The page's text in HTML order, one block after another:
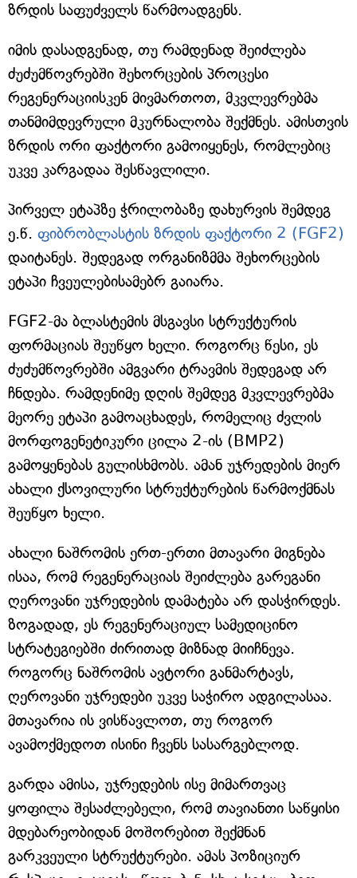
ზრდის საფუძველს წარმოადგენს.
იმის დასადგენად, თუ რამდენად შეიძლება
ძუძუმწოვრებში შეხორცების პროცესი
რეგენერაციისკენ მივმართოთ, მკვლევრებმა
თანმიმდევრული მკურნალობა შექმნეს. ამისთვის
ზრდის ორი ფაქტორი გამოიყენეს, რომლებიც
უკვე კარგადაა შესწავლილი.
პირველ ეტაპზე ჭრილობაზე დახურვის შემდეგ
ე.წ. ფიბრობლასტის ზრდის ფაქტორი 2 (FGF2)
დაიტანეს. შედეგად ორგანიზმმა შეხორცების
ეტაპი ჩვეულებისამებრ გაიარა.
FGF2-მა ბლასტემის მსგავსი სტრუქტურის
ფორმაციას შეუწყო ხელი. როგორც წესი, ეს
ძუძუმწოვრებში ამგვარი ტრავმის შედეგად არ
ჩნდება. რამდენიმე დღის შემდეგ მკვლევრებმა
მეორე ეტაპი გამოაცხადეს, რომელიც ძვლის
მორფოგენეტიკური ცილა 2-ის (BMP2)
გამოყენებას გულისხმობს. ამან უჯრედების მიერ
ახალი ქსოვილური სტრუქტურების წარმოქმნას
შეუწყო ხელი.
ახალი ნაშრომის ერთ-ერთი მთავარი მიგნება
ისაა, რომ რეგენერაციას შეიძლება გარეგანი
ღეროვანი უჯრედების დამატება არ დასჭირდეს.
ზოგადად, ეს რეგენერაციულ სამედიცინო
სტრატეგიებში ძირითად მიზნად მიიჩნევა.
როგორც ნაშრომის ავტორი განმარტავს,
ღეროვანი უჯრედები უკვე საჭირო ადგილასაა.
მთავარია ის ვისწავლოთ, თუ როგორ
ავამოქმედოთ ისინი ჩვენს სასარგებლოდ.
გარდა ამისა, უჯრედების ისე მიმართვაც
ყოფილა შესაძლებელი, რომ თავიანთი საწყისი
მდებარეობიდან მოშორებით შექმნან
გარკვეული სტრუქტურები. ამას პოზიციურ